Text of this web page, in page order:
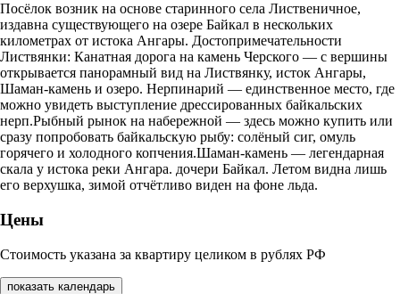
Посёлок возник на основе старинного села Лиственичное,
издавна существующего на озере Байкал в нескольких
километрах от истока Ангары. Достопримечательности
Листвянки: Канатная дорога на камень Черского — с вершины
открывается панорамный вид на Листвянку, исток Ангары,
Шаман-камень и озеро. Нерпинарий — единственное место, где
можно увидеть выступление дрессированных байкальских
нерп.Рыбный рынок на набережной — здесь можно купить или
сразу попробовать байкальскую рыбу: солёный сиг, омуль
горячего и холодного копчения.Шаман-камень — легендарная
скала у истока реки Ангара. дочери Байкал. Летом видна лишь
его верхушка, зимой отчётливо виден на фоне льда.
Цены
Стоимость указана за квартиру целиком в рублях РФ
показать календарь